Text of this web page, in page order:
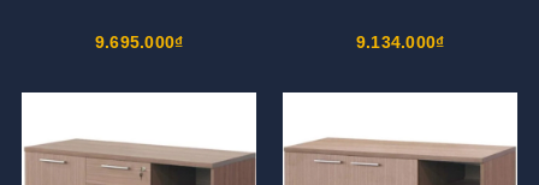
9.695.000₫ 9.134.000₫